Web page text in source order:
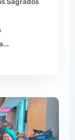
Sagrados